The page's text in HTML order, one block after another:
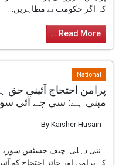
نئی دہلی، کاکروچ جنتا پارٹی
ریاستوں میں مظاہرین اور
پولیس کارروائی پر سخت
Read More...
National
مبنی ہے: سی جے آئی